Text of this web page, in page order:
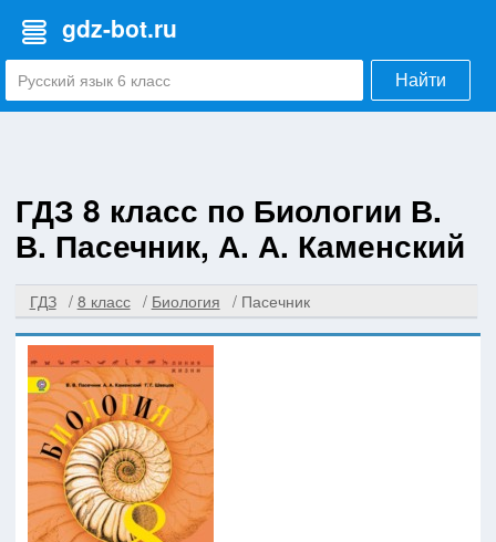
gdz-bot.ru
Найти
ГДЗ 8 класс по Биологии В.
В. Пасечник, А. А. Каменский
ГДЗ 8 класс Биология Пасечник